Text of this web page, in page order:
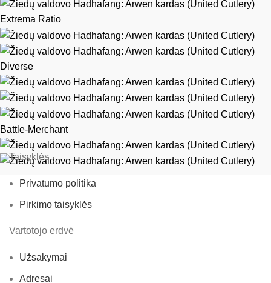
Extrema Ratio
Diverse
Battle-Merchant
Taisyklės
Privatumo politika
Pirkimo taisyklės
Vartotojo erdvė
Užsakymai
Adresai